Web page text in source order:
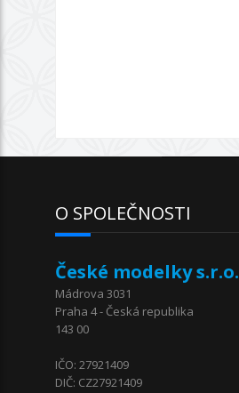
O SPOLEČNOSTI
České modelky s.r.o.
Mádrova 3031
Praha 4 - Česká republika
143 00
IČO: 27921409
DIČ: CZ27921409